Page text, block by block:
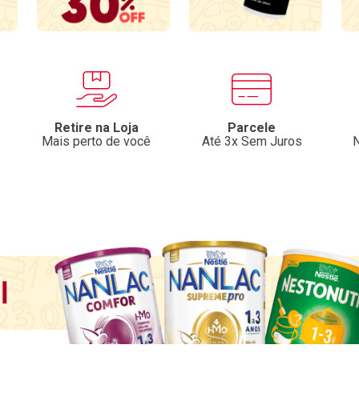
Retire na Loja
Mais perto de você
Parcele
Até 3x Sem Juros